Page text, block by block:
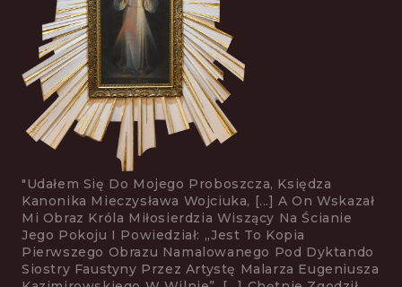
"Udałem Się Do Mojego Proboszcza, Księdza
Kanonika Mieczysława Wojciuka, [...] A On Wskazał
Mi Obraz Króla Mi­łosierdzia Wiszący Na Ścianie
Jego Pokoju I Powiedział: „jest To Kopia
Pierwszego Obrazu Namalowanego Pod Dyktando
Siostry Faustyny Przez Artystę Malarza Eugeniusza